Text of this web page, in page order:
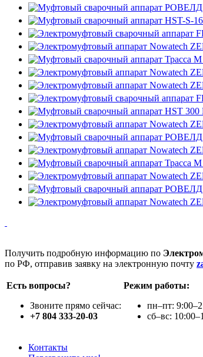
Получить подробную информацию по
по РФ, отправив заявку на электронную почту
Есть вопросы?
Звоните прямо сейчас:
+7 804 333-20-03
Режим работы:
пн–пт:
сб–вс:
Контакты